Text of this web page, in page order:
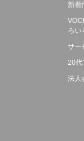
新着
ろい
サー
20
法人